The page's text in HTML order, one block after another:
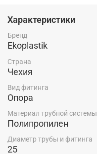
Характеристики
Бренд
Ekoplastik
Страна
Чехия
Вид фитинга
Опора
Материал трубной системы
Полипропилен
Диаметр трубы и фитинга
25